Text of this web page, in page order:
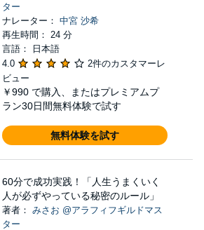
ジオCity-ＦＭ など・・・
ター
ナレーター： 中宮 沙希
再生時間： 24 分
言語： 日本語
4.0
2件のカスタマーレ
ビュー
￥990 で購入、またはプレミアムプ
ラン30日間無料体験で試す
無料体験を試す
60分で成功実践！「人生うまくいく
人が必ずやっている秘密のルール」
著者： みさお @アラフィフギルドマス
ター